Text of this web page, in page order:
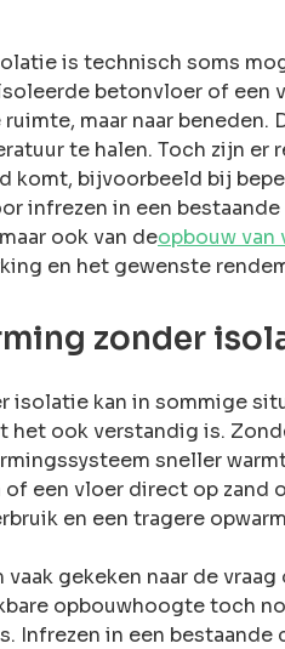
is technisch soms
betonvloer of een
maar naar
te halen. Toch zijn er
komt, bijvoorbeeld bij
infrezen in een
ook van deopbouw van
en het gewenste
zonder
isolatie kan in sommige
het ook verstandig is.
sneller
een vloer direct op zand
en een tragere
gekeken naar de
opbouwhoogte toch
Infrezen in een